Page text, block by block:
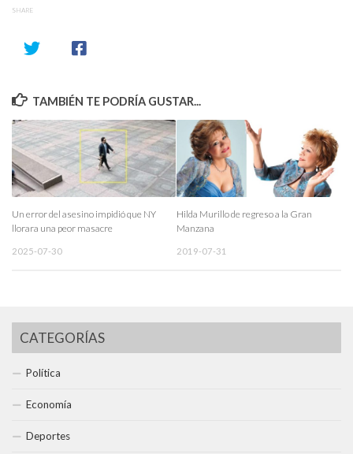
SHARE
TAMBIÉN TE PODRÍA GUSTAR...
Un error del asesino impidió que NY
llorara una peor masacre
2025-07-30
Hilda Murillo de regreso a la Gran
Manzana
2019-07-31
CATEGORÍAS
Política
Economía
Deportes